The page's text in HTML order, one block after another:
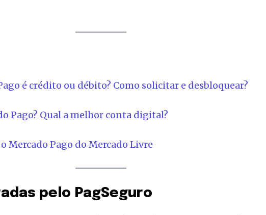
é crédito ou débito? Como solicitar e desbloquear?
Pago? Qual a melhor conta digital?
Mercado Pago do Mercado Livre
pelo PagSeguro